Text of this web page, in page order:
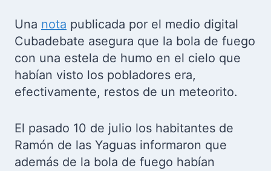
Una nota publicada por el medio digital
Cubadebate asegura que la bola de fuego
con una estela de humo en el cielo que
habían visto los pobladores era,
efectivamente, restos de un meteorito.
El pasado 10 de julio los habitantes de
Ramón de las Yaguas informaron que
además de la bola de fuego habían